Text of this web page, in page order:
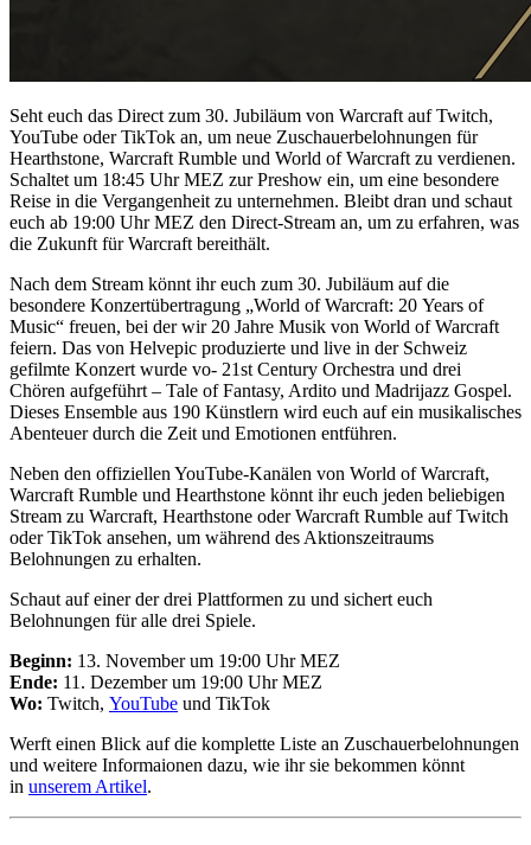
Seht euch das Direct zum 30. Jubiläum von Warcraft auf Twitch,
YouTube oder TikTok an, um neue Zuschauerbelohnungen für
Hearthstone, Warcraft Rumble und World of Warcraft zu verdienen.
Schaltet um 18:45 Uhr MEZ zur Preshow ein, um eine besondere
Reise in die Vergangenheit zu unternehmen. Bleibt dran und schaut
euch ab 19:00 Uhr MEZ den Direct-Stream an, um zu erfahren, was
die Zukunft für Warcraft bereithält.
Nach dem Stream könnt ihr euch zum 30. Jubiläum auf die
besondere Konzertübertragung „World of Warcraft: 20 Years of
Music“ freuen, bei der wir 20 Jahre Musik von World of Warcraft
feiern. Das von Helvepic produzierte und live in der Schweiz
gefilmte Konzert wurde vo- 21st Century Orchestra und drei
Chören aufgeführt – Tale of Fantasy, Ardito und Madrijazz Gospel.
Dieses Ensemble aus 190 Künstlern wird euch auf ein musikalisches
Abenteuer durch die Zeit und Emotionen entführen.
Neben den offiziellen YouTube-Kanälen von World of Warcraft,
Warcraft Rumble und Hearthstone könnt ihr euch jeden beliebigen
Stream zu Warcraft, Hearthstone oder Warcraft Rumble auf Twitch
oder TikTok ansehen, um während des Aktionszeitraums
Belohnungen zu erhalten.
Schaut auf einer der drei Plattformen zu und sichert euch
Belohnungen für alle drei Spiele.
Beginn: 13. November um 19:00 Uhr MEZ
Ende: 11. Dezember um 19:00 Uhr MEZ
Wo: Twitch, YouTube und TikTok
Werft einen Blick auf die komplette Liste an Zuschauerbelohnungen
und weitere Informaionen dazu, wie ihr sie bekommen könnt
in unserem Artikel.